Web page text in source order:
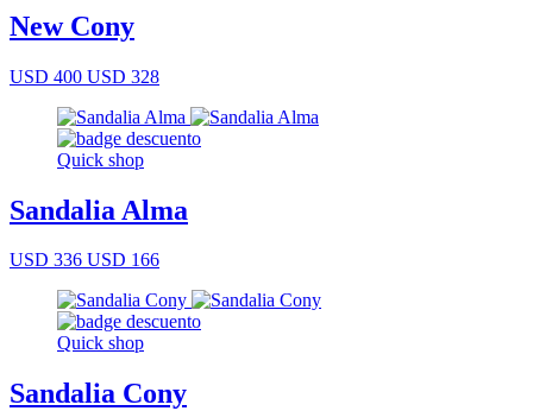
New Cony
USD 400 USD 328
Quick shop
Sandalia Alma
USD 336 USD 166
Quick shop
Sandalia Cony